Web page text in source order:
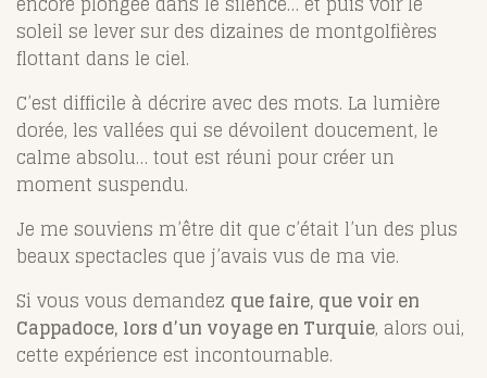
soleil se lever sur des dizaines de montgolfières
flottant dans le ciel.
C’est difficile à décrire avec des mots. La lumière
dorée, les vallées qui se dévoilent doucement, le
calme absolu… tout est réuni pour créer un
moment suspendu.
Je me souviens m’être dit que c’était l’un des plus
beaux spectacles que j’avais vus de ma vie.
Si vous vous demandez que faire, que voir en
Cappadoce, lors d’un voyage en Turquie, alors oui,
cette expérience est incontournable.